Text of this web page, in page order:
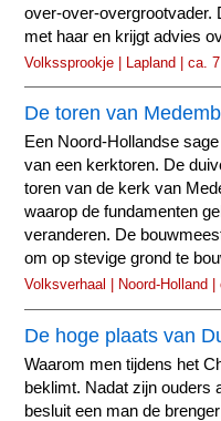
over-over-overgrootvader.
met haar en krijgt advies
Volkssprookje | Lapland | ca. 7
De toren van
Een Noord-Hollandse
van een kerktoren. De
toren van de kerk van
waarop de fundamenten
veranderen. De
om op stevige grond te
Volksverhaal | Noord-Holland
De hoge plaats van
Waarom men tijdens het
beklimt. Nadat zijn ouders
besluit een man de